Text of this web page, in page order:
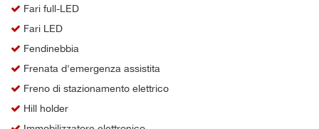
Fari full-LED
Fari LED
Fendinebbia
Frenata d'emergenza assistita
Freno di stazionamento elettrico
Hill holder